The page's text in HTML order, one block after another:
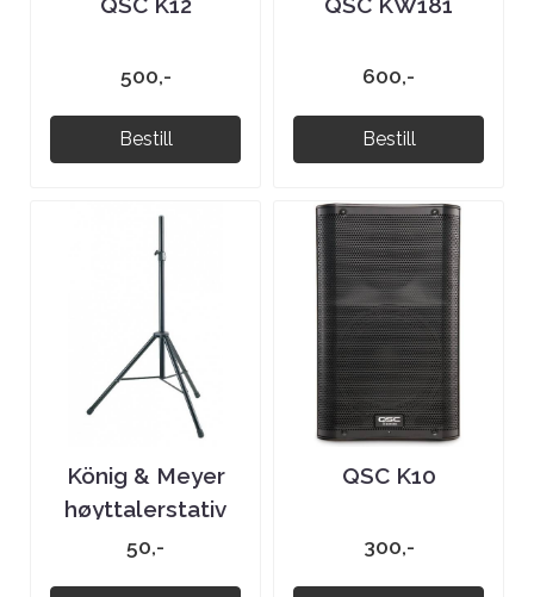
500,-
Bestill
600,-
Bestill
König & Meyer
høyttalerstativ
50,-
QSC K10
300,-